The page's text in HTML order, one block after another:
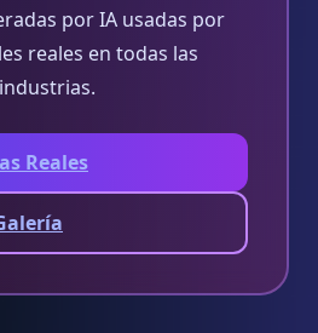
por IA usadas por
reales en todas las
industrias.
Reales